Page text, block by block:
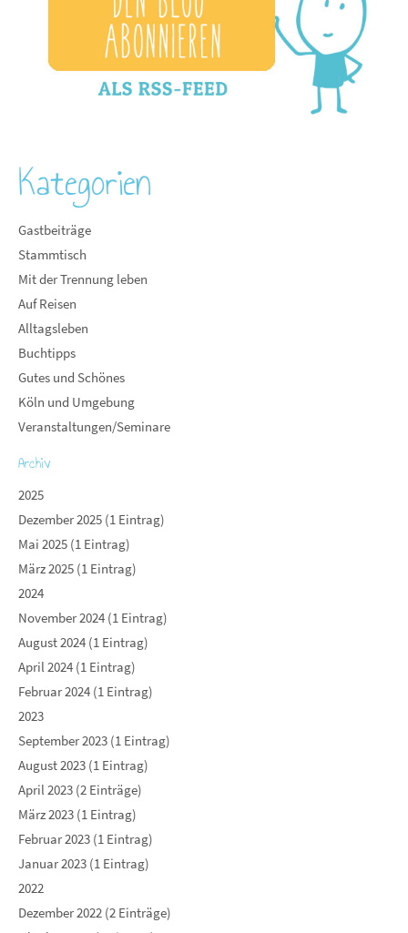
Kategorien
Gastbeiträge
Stammtisch
Mit der Trennung leben
Auf Reisen
Alltagsleben
Buchtipps
Gutes und Schönes
Köln und Umgebung
Veranstaltungen/Seminare
Archiv
2025
Dezember 2025 (1 Eintrag)
Mai 2025 (1 Eintrag)
März 2025 (1 Eintrag)
2024
November 2024 (1 Eintrag)
August 2024 (1 Eintrag)
April 2024 (1 Eintrag)
Februar 2024 (1 Eintrag)
2023
September 2023 (1 Eintrag)
August 2023 (1 Eintrag)
April 2023 (2 Einträge)
März 2023 (1 Eintrag)
Februar 2023 (1 Eintrag)
Januar 2023 (1 Eintrag)
2022
Dezember 2022 (2 Einträge)